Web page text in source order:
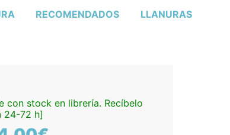
RECOMENDADOS LLANURAS
con stock en librería. Recíbelo
24-72 h]